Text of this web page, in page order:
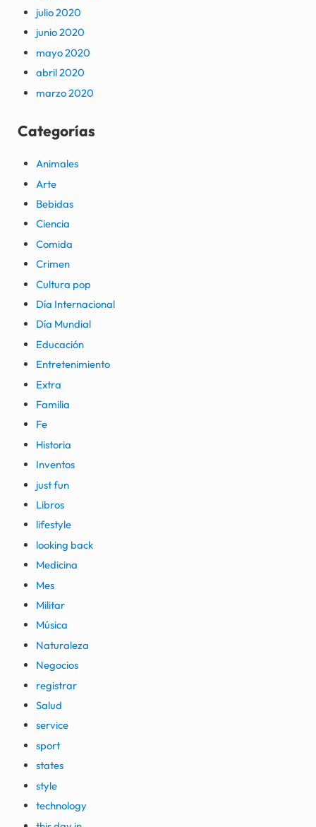
julio 2020
junio 2020
mayo 2020
abril 2020
marzo 2020
Categorías
Animales
Arte
Bebidas
Ciencia
Comida
Crimen
Cultura pop
Día Internacional
Día Mundial
Educación
Entretenimiento
Extra
Familia
Fe
Historia
Inventos
just fun
Libros
lifestyle
looking back
Medicina
Mes
Militar
Música
Naturaleza
Negocios
registrar
Salud
service
sport
states
style
technology